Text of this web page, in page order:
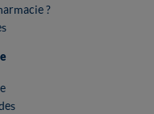
?